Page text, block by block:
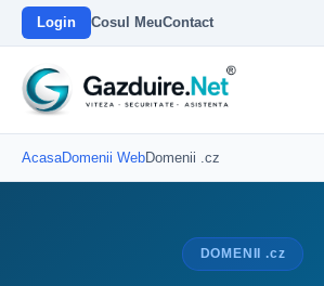
Login Cosul MeuContact
AcasaDomenii WebDomenii .cz
DOMENII .cz